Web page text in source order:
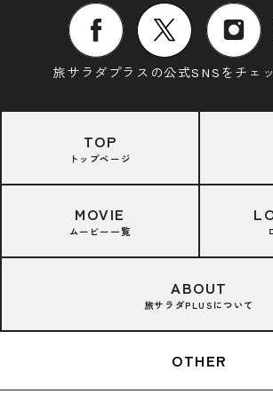
旅サラダプラスの公式SNSをチェ
TOP
トップページ
MOVIE
ムービー一覧
ABOUT
旅サラダPLUSについて
OTHER